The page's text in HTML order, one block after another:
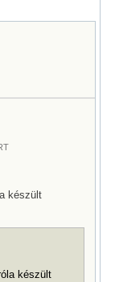
készült
készült